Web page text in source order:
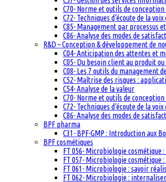
C70- Norme et outils de
C72- Techniques d’écoute de la
C85- Management par processus
C86- Analyse des modes de
R&D – Conception & développement de
C04- Anticipation des attentes et
C05- Du besoin client au produit
C08- Les 7 outils du management
C52- Maîtrise des risques :
C54- Analyse de la valeur
C70- Norme et outils de
C72- Techniques d’écoute de la
C86- Analyse des modes de
BPF pharma
C31- BPF-GMP : Introduction aux
BPF cosmétiques
FT 056- Microbiologie
FT 057- Microbiologie
FT 061- Microbiologie : savoir
FT 062- Microbiologie :